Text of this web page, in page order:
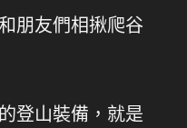
朋友們相揪爬谷
登山裝備，就是